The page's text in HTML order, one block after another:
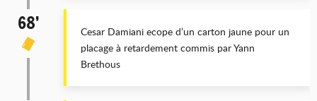
68’
Cesar Damiani ecope d’un carton jaune pour un
placage à retardement commis par Yann
Brethous